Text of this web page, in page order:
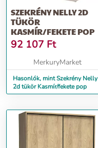
SZEKRÉNY NELLY 2D
TÜKÖR
KASMÍR/FEKETE POP
92 107 Ft
MerkuryMarket
Hasonlók, mint Szekrény Nelly
2d tükör Kasmír/fekete pop